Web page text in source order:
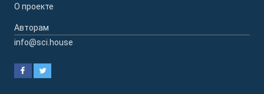
О проекте
Авторам
info@sci.house